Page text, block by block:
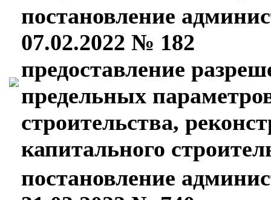
постановление
07.02.2022 № 182
предоставление
предельных
строительства,
капитального
постановление